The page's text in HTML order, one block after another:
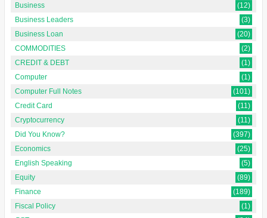
Business
(12)
Business Leaders
(3)
Business Loan
(20)
COMMODITIES
(2)
CREDIT & DEBT
(1)
Computer
(1)
Computer Full Notes
(101)
Credit Card
(11)
Cryptocurrency
(11)
Did You Know?
(397)
Economics
(25)
English Speaking
(5)
Equity
(89)
Finance
(189)
Fiscal Policy
(1)